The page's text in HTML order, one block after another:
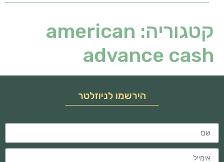
קטגוריה: american
advance cash
הירשמו לניוזלטר